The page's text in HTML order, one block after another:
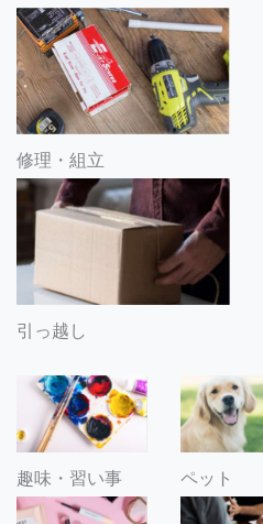
修理・組立
引っ越し
趣味・習い事 ペット